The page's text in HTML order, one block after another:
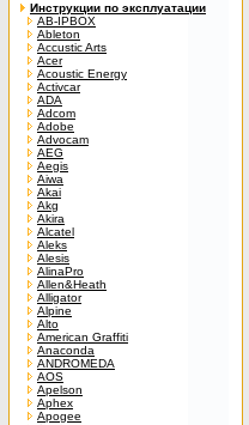
Инструкции по эксплуатации
AB-IPBOX
Ableton
Accustic Arts
Acer
Acoustic Energy
Activcar
ADA
Adcom
Adobe
Advocam
AEG
Aegis
Aiwa
Akai
Akg
Akira
Alcatel
Aleks
Alesis
AlinaPro
Allen&Heath
Alligator
Alpine
Alto
American Graffiti
Anaconda
ANDROMEDA
AOS
Apelson
Aphex
Apogee